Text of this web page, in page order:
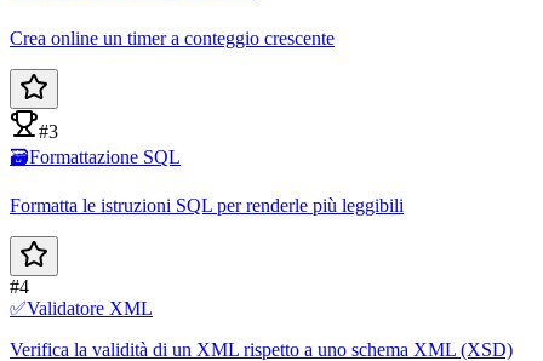
Crea online un timer a conteggio crescente
#3
🗃️Formattazione SQL
Formatta le istruzioni SQL per renderle più leggibili
#4
✅Validatore XML
Verifica la validità di un XML rispetto a uno schema XML (XSD)